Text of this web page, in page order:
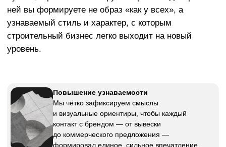
инфраструктура или подрядные работы. В
стандартный состав входит: